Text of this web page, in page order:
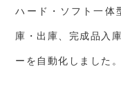
ハード・ソフト一体
庫・出庫、完成品入
ーを自動化しました。